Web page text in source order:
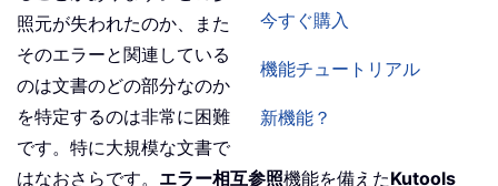
今すぐ購入
機能チュートリアル
新機能？
照元が失われたのか、また
そのエラーと関連している
のは文書のどの部分なのか
を特定するのは非常に困難
です。特に大規模な文書で
はなおさらです。 エラー相互参照機能を備えたKutools